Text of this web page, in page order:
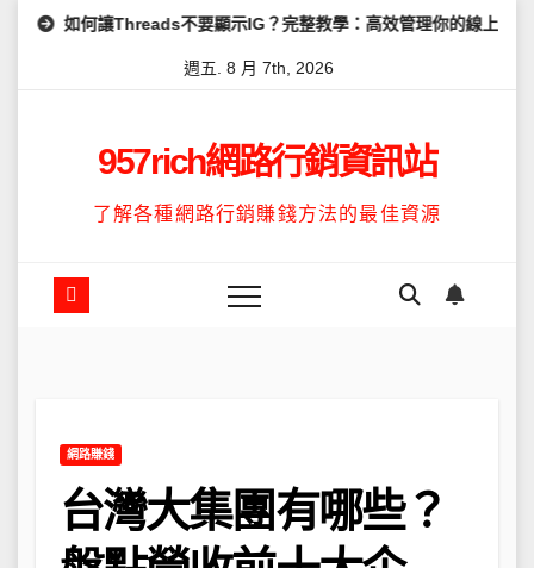
Threads不要顯示IG？完整教學：高效管理你的線上隱私與數據安全
週五. 8 月 7th, 2026
957rich網路行銷資訊站
了解各種網路行銷賺錢方法的最佳資源
網路賺錢
台灣大集團有哪些？